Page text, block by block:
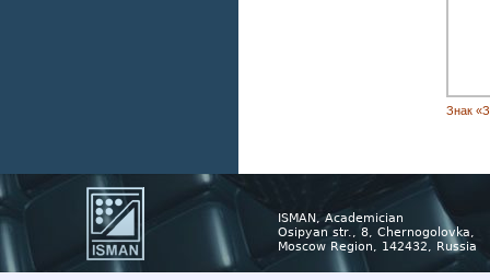
Знак
ISMAN, Academician
Osipyan str., 8, Chernogolovka,
Moscow Region, 142432, Russia